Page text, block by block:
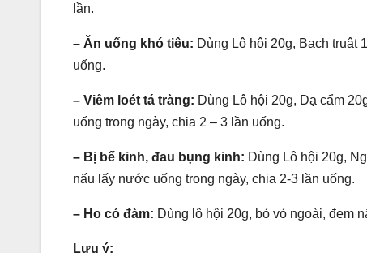
lần.
– Ăn uống khó tiêu: Dùng Lô hội 20g, Bạch truật
uống.
– Viêm loét tá tràng: Dùng Lô hội 20g, Dạ cẩm
uống trong ngày, chia 2 – 3 lần uống.
– Bị bế kinh, đau bụng kinh: Dùng Lô hội 20g,
nấu lấy nước uống trong ngày, chia 2-3 lần uống.
– Ho có đàm: Dùng lô hội 20g, bỏ vỏ ngoài, đem
Lưu ý: